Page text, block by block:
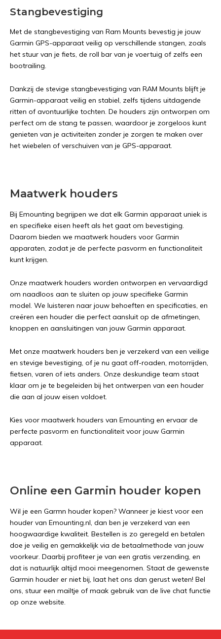
Stangbevestiging
Met de stangbevestiging van Ram Mounts bevestig je jouw
Garmin GPS-apparaat veilig op verschillende stangen, zoals
het stuur van je fiets, de roll bar van je voertuig of zelfs een
bootrailing.
Dankzij de stevige stangbevestiging van RAM Mounts blijft je
Garmin-apparaat veilig en stabiel, zelfs tijdens uitdagende
ritten of avontuurlijke tochten. De houders zijn ontworpen om
perfect om de stang te passen, waardoor je zorgeloos kunt
genieten van je activiteiten zonder je zorgen te maken over
het wiebelen of verschuiven van je GPS-apparaat.
Maatwerk houders
Bij Emounting begrijpen we dat elk Garmin apparaat uniek is
en specifieke eisen heeft als het gaat om bevestiging.
Daarom bieden we maatwerk houders voor Garmin
apparaten, zodat je de perfecte pasvorm en functionaliteit
kunt krijgen.
Onze maatwerk houders worden ontworpen en vervaardigd
om naadloos aan te sluiten op jouw specifieke Garmin
model. We luisteren naar jouw behoeften en specificaties, en
creëren een houder die perfect aansluit op de afmetingen,
knoppen en aansluitingen van jouw Garmin apparaat.
Met onze maatwerk houders ben je verzekerd van een veilige
en stevige bevestiging, of je nu gaat off-roaden, motorrijden,
fietsen, varen of iets anders. Onze deskundige team staat
klaar om je te begeleiden bij het ontwerpen van een houder
die aan al jouw eisen voldoet.
Kies voor maatwerk houders van Emounting en ervaar de
perfecte pasvorm en functionaliteit voor jouw Garmin
apparaat.
Online een Garmin houder kopen
Wil je een Garmn houder kopen? Wanneer je kiest voor een
houder van Emounting.nl, dan ben je verzekerd van een
hoogwaardige kwaliteit. Bestellen is zo geregeld en betalen
doe je veilig en gemakkelijk via de betaalmethode van jouw
voorkeur. Daarbij profiteer je van een gratis verzending, en
dat is natuurlijk altijd mooi meegenomen. Staat de gewenste
Garmin houder er niet bij, laat het ons dan gerust weten! Bel
ons, stuur een mailtje of maak gebruik van de live chat functie
op onze website.